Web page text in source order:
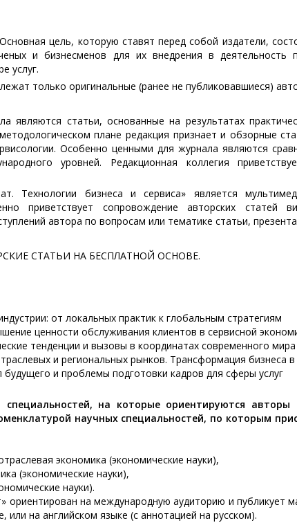
Основная цель, которую ставят перед собой издатели,
и бизнесменов для их внедрения в деятельность
услуг.
только оригинальные (ранее не публиковавшиеся)
являются статьи, основанные на результатах
плане редакция признает и обзорные
Особенно ценными для журнала являются
уровней. Редакционная коллегия
Технологии бизнеса и сервиса» является
приветствует сопровождение авторских статей
автора по вопросам или тематике статьи,
СТАТЬИ НА БЕСПЛАТНОЙ ОСНОВЕ.
от локальных практик к глобальным стратегиям
ценности обслуживания клиентов в сервисной
тенденции и вызовы в координатах современного мира
и региональных рынков. Трансформация бизнеса
будущего и проблемы подготовки кадров для сферы услуг
на которые ориентируются авторы
научных специальностей, по которым
экономика (экономические науки),
(экономические науки),
науки).
ориентирован на международную аудиторию и публикует
или на английском языке (с аннотацией на русском).